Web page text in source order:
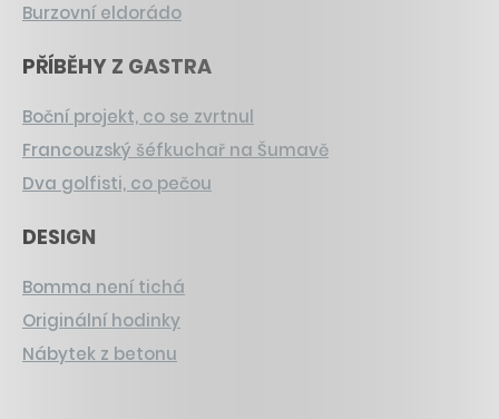
Burzovní eldorádo
PŘÍBĚHY Z GASTRA
Boční projekt, co se zvrtnul
Francouzský šéfkuchař na Šumavě
Dva golfisti, co pečou
DESIGN
Bomma není tichá
Originální hodinky
Nábytek z betonu